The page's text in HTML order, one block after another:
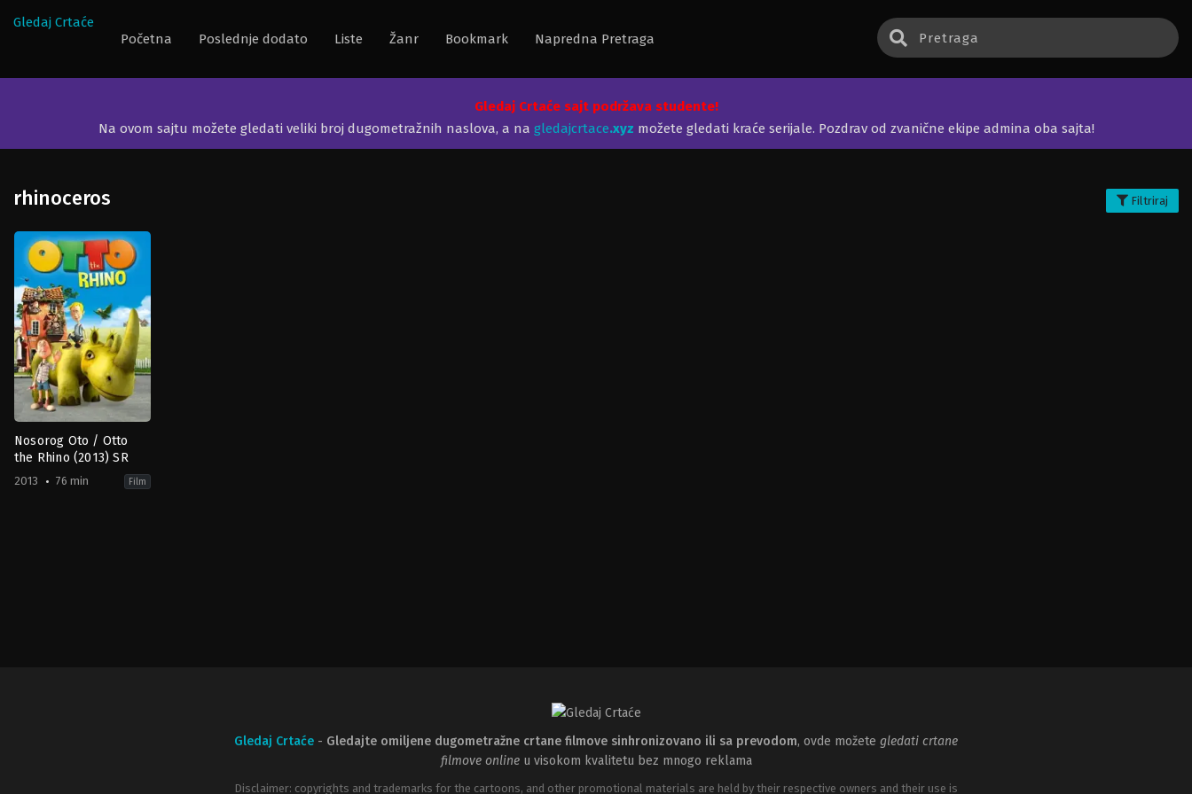
Gledaj Crtaće
Početna
Poslednje dodato Liste Žanr Bookmark Napredna Pretraga
Gledaj Crtaće sajt podržava studente!
Na ovom sajtu možete gledati veliki broj dugometražnih naslova, a na gledajcrtace.xyz možete gledati kraće serijale. Pozdrav od zvanične ekipe admina oba sajta!
rhinoceros Filtriraj
Nosorog Oto / Otto
the Rhino (2013) SR
2013 76 min Film
Gledaj Crtaće - Gledajte omiljene dugometražne crtane filmove sinhronizovano ili sa prevodom, ovde možete gledati crtane
filmove onlineu visokom kvalitetu bez mnogo reklama
Disclaimer: copyrights and trademarks for the cartoons, and other promotional materials are held by their respective owners and their use is